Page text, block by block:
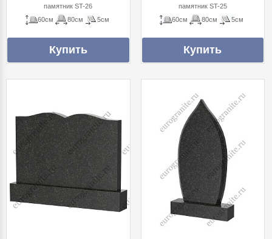
памятник ST-26
60см
80см 5см
памятник ST-25
60см
80см 5см